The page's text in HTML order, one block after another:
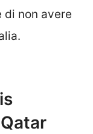
di non avere